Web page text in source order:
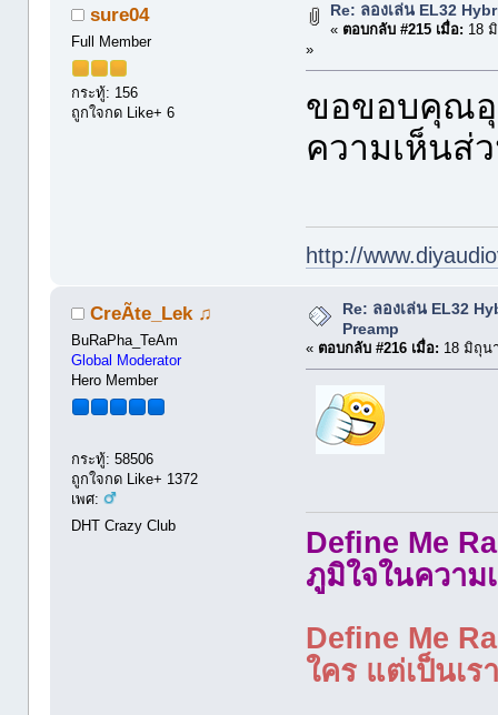
sure04
Full Member
กระทู้: 156
ถูกใจกด Like+ 6
Re: ลองเล่น EL32
« ตอบกลับ #215 เมื่อ: 18
»
ขอขอบคุณอุ
ความเห็นส่
http://
CreÃte_Lek ♫
BuRaPha_TeAm
Global Moderator
Hero Member
กระทู้: 58506
ถูกใจกด Like+ 1372
เพศ:
DHT Crazy Club
Re: ลองเล่น EL32
Preamp
« ตอบกลับ #216 เมื่อ: 18 มิถุน
Define Me
ภูมิใจในความ
Define Me
ใคร แต่เป็นเ